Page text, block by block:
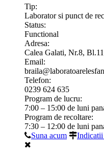
Tip:
Laborator si punct de
Status:
Functional
Adresa:
Calea Galati, Nr.8,
Email:
Telefon:
0239 624 635
Program de lucru:
7:00 – 15:00 de luni
Program de recoltare:
7:30 – 12:00 de luni
Suna acum
Indicatii